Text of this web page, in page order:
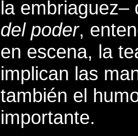
la
del poder,
en escena, la
implican las
también el
importante.